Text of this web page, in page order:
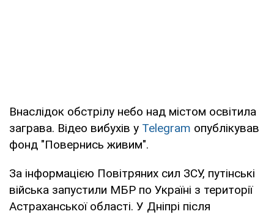
Внаслідок обстрілу небо над містом освітила
заграва. Відео вибухів у Telegram опублікував
фонд "Повернись живим".
За інформацією Повітряних сил ЗСУ, путінські
війська запустили МБР по Україні з території
Астраханської області. У Дніпрі після